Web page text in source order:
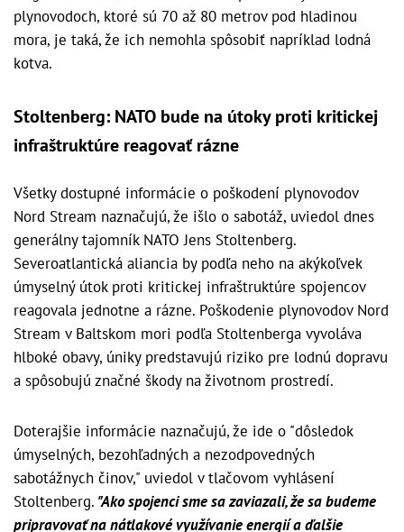
plynovodoch, ktoré sú 70 až 80 metrov pod hladinou
mora, je taká, že ich nemohla spôsobiť napríklad lodná
kotva.
Stoltenberg: NATO bude na útoky proti kritickej
infraštruktúre reagovať rázne
Všetky dostupné informácie o poškodení plynovodov
Nord Stream naznačujú, že išlo o sabotáž, uviedol dnes
generálny tajomník NATO Jens Stoltenberg.
Severoatlantická aliancia by podľa neho na akýkoľvek
úmyselný útok proti kritickej infraštruktúre spojencov
reagovala jednotne a rázne. Poškodenie plynovodov Nord
Stream v Baltskom mori podľa Stoltenberga vyvoláva
hlboké obavy, úniky predstavujú riziko pre lodnú dopravu
a spôsobujú značné škody na životnom prostredí.
Doterajšie informácie naznačujú, že ide o "dôsledok
úmyselných, bezohľadných a nezodpovedných
sabotážnych činov," uviedol v tlačovom vyhlásení
Stoltenberg. "Ako spojenci sme sa zaviazali, že sa budeme
pripravovať na nátlakové využívanie energií a ďalšie